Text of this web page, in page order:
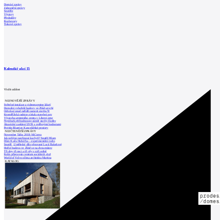
Domácí zprávy
Zahraniční zprávy
Soutěže
Výstavy
Přednášky
Rozhovory
Tiskové zprávy
Kalendář akcí 15
Vložit událost
NEJNOVĚJŠÍ ZPRÁVY
Světelné instalace a videomapping lákají
Demolici vyhořelé budovy ve Zlíně urychl
Odvolací soud nařídil zastavit stavbu Tr
Kroměřížská radnice získala stavební pov
Výstavba urgentního centra v Liberci ome
Nymburk přehodnocuje záměr stavby školky
Akustické zasklení IZOS s ověřenými hodnotami
Projekt Blueriot: Kancelářské prostory
NEJČTENĚJŠÍ ZPRÁVY
November Talks 2018: M.Corea
Jak nejlépe navrhnout kuchyň? Soutěž Blum
Dům Karla Hubáčka – experimentální rodin
Soutěž „Umělecké dílo věnované Lucii Bakešové
Hořící budova ve Zlíně se na dvou místec
Tři dny, tři noci a tři vily v záři světel
Kolín připravuje centrum sociálních služ
World of Volvo očima architekta Martina
KATALOG